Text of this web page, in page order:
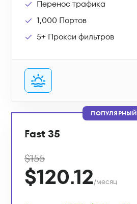
Перенос трафика
1,000 Портов
5+ Прокси фильтров
ПОПУЛЯРНЫЙ
Fast 35
$155
$120.12/месяц